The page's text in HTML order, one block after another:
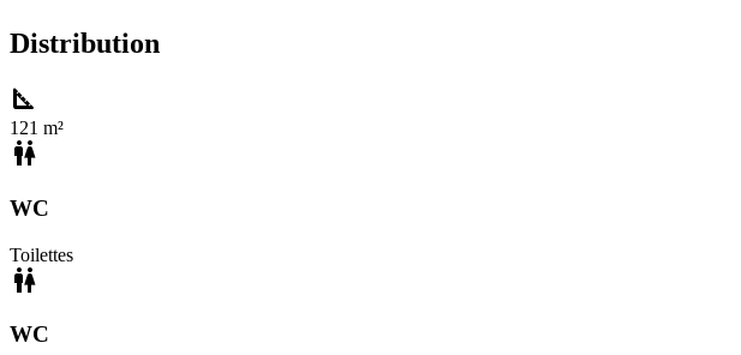
Distribution
square_foot
121 m²
wc
WC
Toilettes
wc
WC